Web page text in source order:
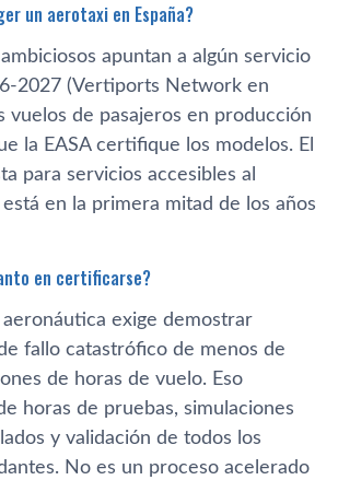
un aerotaxi en España?
apuntan a algún servicio
2027 (Vertiports Network en
vuelos de pasajeros en producción
la EASA certifique los modelos. El
para servicios accesibles al
en la primera mitad de los años
en certificarse?
exige demostrar
fallo catastrófico de menos de
de horas de vuelo. Eso
horas de pruebas, simulaciones
y validación de todos los
No es un proceso acelerado